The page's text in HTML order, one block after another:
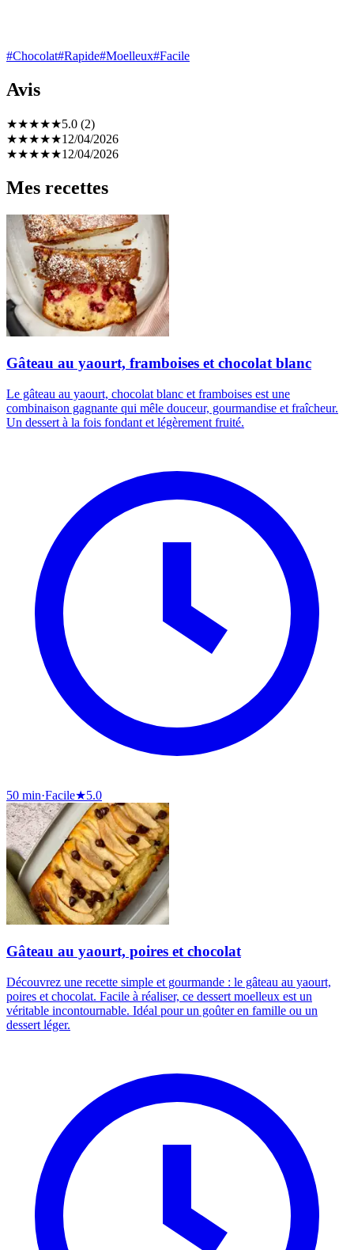
#Chocolat#Rapide#Moelleux#Facile
Avis
★★★★★5.0 (2)
★★★★★12/04/2026
★★★★★12/04/2026
Mes recettes
Gâteau au yaourt, framboises et chocolat blanc
Le gâteau au yaourt, chocolat blanc et framboises est une
combinaison gagnante qui mêle douceur, gourmandise et fraîcheur.
Un dessert à la fois fondant et légèrement fruité.
50 min·Facile★5.0
Gâteau au yaourt, poires et chocolat
Découvrez une recette simple et gourmande : le gâteau au yaourt,
poires et chocolat. Facile à réaliser, ce dessert moelleux est un
véritable incontournable. Idéal pour un goûter en famille ou un
dessert léger.